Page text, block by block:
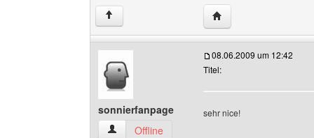
↑ Website dieses
sonnierfanpage
sonnierfanpage Benutzer-Profile anzeigen
Offline
08.06.2009 um 12:42
Titel:
sehr nice!